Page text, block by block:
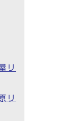
リ
リ